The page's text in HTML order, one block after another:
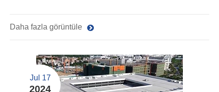
Daha fazla görüntüle
Jul 17
2024